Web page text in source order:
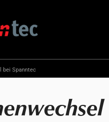
bei Spanntec